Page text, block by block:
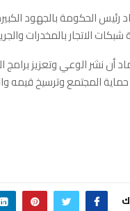
رئيس الحكومة بالجهود
الاتجار بالمخدرات
أن نشر الوعي وتعزيز
المجتمع وترسيخ قيمه